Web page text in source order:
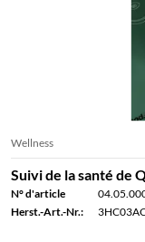
Wellness
Suivi de la santé de
N° d'article
Herst.-Art.-Nr.: